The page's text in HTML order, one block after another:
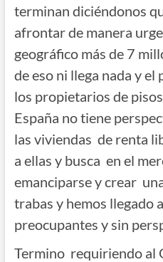
terminan diciéndonos
afrontar de manera
geográfico más de 7
de eso ni llega nada y el
los propietarios de
España no tiene
las viviendas de renta
a ellas y busca en el
emanciparse y crear
trabas y hemos llegado
preocupantes y sin
Termino requiriendo al